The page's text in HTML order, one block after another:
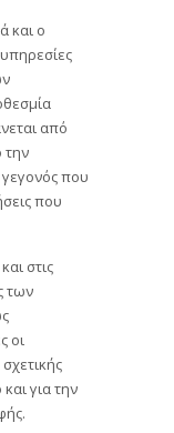
και ο
από
την
που
που
στις
των
οι
για την